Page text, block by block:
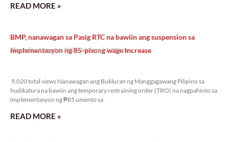
READ MORE »
BMP, nanawagan sa Pasig RTC na bawiin ang suspension sa
implementasyon ng 85-pisong wage increase
Thursday, August 6, 2026 2:18 pm 2:18 pm
9,020 total views Nanawagan ang Bukluran ng Manggagawang Pilipino sa
hudikatura na bawiin ang temporary restraining order (TRO) na nagpahinto sa
implementasyon ng ₱85 umento sa
READ MORE »